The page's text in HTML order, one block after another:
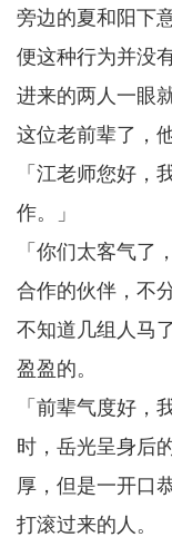
旁边的夏和阳下
便这种行为并没
进来的两人一眼
这位老前辈了，
「江老师您好，
作。」
「你们太客气了
合作的伙伴，不
不知道几组人马
盈盈的。
「前辈气度好，
时，岳光呈身后
厚，但是一开口
打滚过来的人。